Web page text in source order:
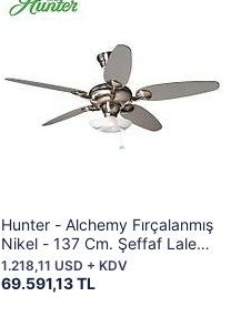
Hunter - Alchemy Fırçalanmış
Nikel - 137 Cm. Şeffaf Lale
Cam Aydınlatmalı Tavan
Vantilatörü
69.591,13 TL
1.218,11 USD + KDV